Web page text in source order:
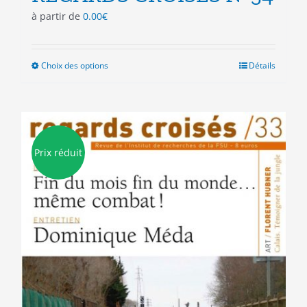
à partir de 0.00€
Choix des optionsCe
variations.
Les
peuvent
être
choisies
la
page
du
produit
Détails
Prix réduit